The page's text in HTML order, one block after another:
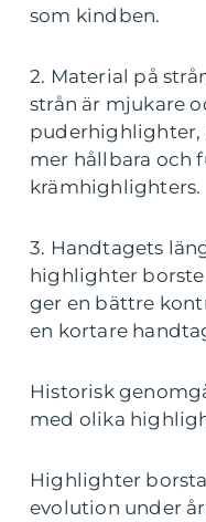
som kindben.
2. Material på
strån är mjukare
puderhighlighter,
mer hållbara och
krämhighlighters.
3. Handtagets
highlighter
ger en bättre
en kortare
Historisk
med olika
Highlighter
evolution under